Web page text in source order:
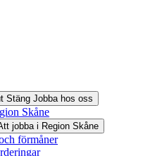
Stäng Jobba hos oss
Skåne
jobba i Region Skåne
förmåner